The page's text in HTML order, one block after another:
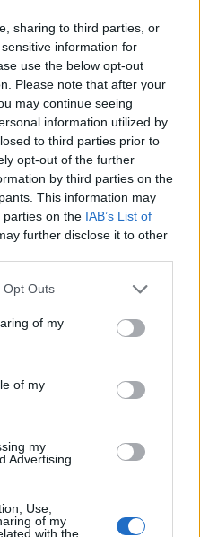
sharing to third parties, or
information for
use the below opt-out
Please note that after your
may continue seeing
information utilized by
to third parties prior to
opt-out of the further
by third parties on the
This information may
parties on the IAB’s List of
further disclose it to other
uses one or more Google
behaviour. You may click to
and its third-party tags to
purposes in below Google
Opt Outs
of my
of my
my
Advertising.
Use,
of my
with the
a családról